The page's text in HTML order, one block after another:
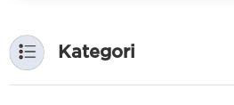
Kategori